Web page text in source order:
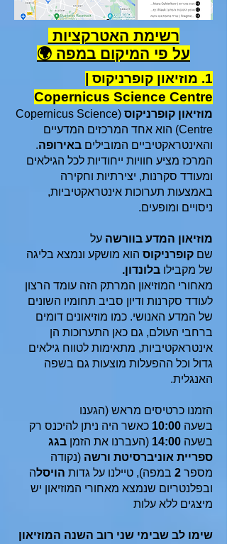
רשימת האטרקציות
על פי המיקום במפה 🌍
1. מוזיאון קופרניקוס |
Copernicus Science Centre
מוזיאון קופרניקוס (Copernicus Science
Centre) הוא אחד המרכזים המדעיים
והאינטראקטיביים המובילים באירופה.
המרכז מציע חוויות ייחודיות לכל הגילאים
ומעודד סקרנות, יצירתיות וחקירה
באמצעות תערוכות אינטראקטיביות,
ניסויים ומופעים.
מוזיאון המדע בוורשה על
שם קופרניקוס הוא מושקע ונמצא בליגה
של מקבילו בלונדון.
מאחורי המוזיאון המרתק הזה עומד הרצון
לעודד סקרנות ודיון סביב תחומיו השונים
של המדע האנושי. כמו מוזיאונים דומים
ברחבי העולם, גם כאן התערוכות הן
אינטראקטיביות, מתאימות לטווח גילאים
גדול וכל ההפעלות מוצעות גם בשפה
האנגלית.
הזמנו כרטיסים מראש (הגענו
בשעה 10:00 כאשר היה ניתן להיכנס רק
בשעה
(העברנו את הזמן בגג
ספריית אוניברסיטת ורשה (נקודה
מספר
במפה), טיילנו על גדות הויסלה
ובפלנטריום שנמצא מאחורי המוזיאון יש
מיצגים ללא עלות
שימו לב שבימי שני רוב השנה המוזיאון